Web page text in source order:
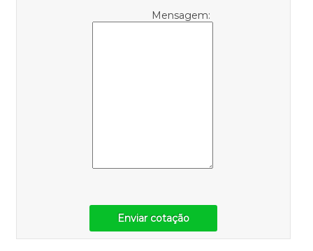
Mensagem:
Enviar cotação